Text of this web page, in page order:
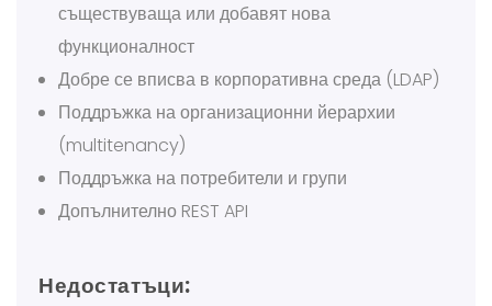
съществуваща или добавят нова
функционалност
Добре се вписва в корпоративна среда (LDAP)
Поддръжка на организационни йерархии
(multitenancy)
Поддръжка на потребители и групи
Допълнително REST API
Недостатъци: